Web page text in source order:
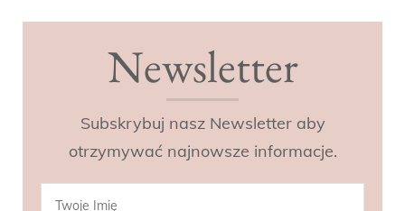
Navigation
Newsletter
Subskrybuj nasz Newsletter aby
otrzymywać najnowsze informacje.